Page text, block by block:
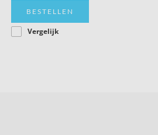
BESTELLEN
Vergelijk